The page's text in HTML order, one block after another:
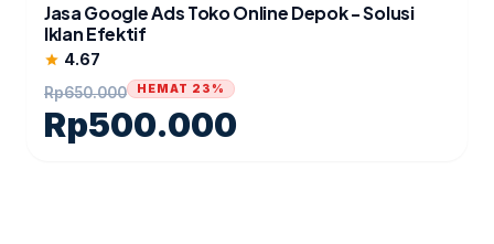
Jasa Google Ads Toko Online Depok - Solusi
Iklan Efektif
star 4.67
Rp650.000
Rp500.000
HEMAT 23%